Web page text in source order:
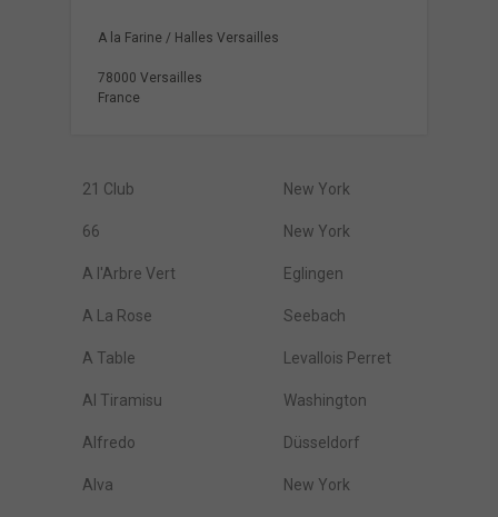
A la Farine / Halles Versailles
78000 Versailles
France
21 Club New York
66 New York
A l'Arbre Vert Eglingen
A La Rose Seebach
A Table Levallois Perret
Al Tiramisu Washington
Alfredo Düsseldorf
Alva New York